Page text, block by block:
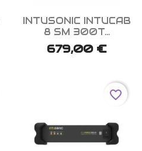
Aperçu rapide
INTUSONIC INTUCAB
8 SM 300T...
679,00 €
favorite_border